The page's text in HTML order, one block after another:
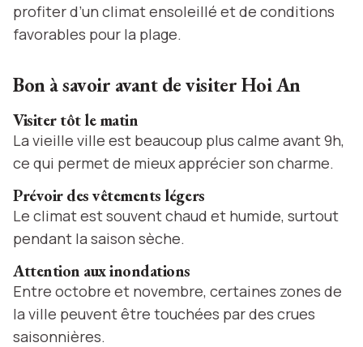
profiter d’un climat ensoleillé et de conditions
favorables pour la plage.
Bon à savoir avant de visiter Hoi An
Visiter tôt le matin
La vieille ville est beaucoup plus calme avant 9h,
ce qui permet de mieux apprécier son charme.
Prévoir des vêtements légers
Le climat est souvent chaud et humide, surtout
pendant la saison sèche.
Attention aux inondations
Entre octobre et novembre, certaines zones de
la ville peuvent être touchées par des crues
saisonnières.